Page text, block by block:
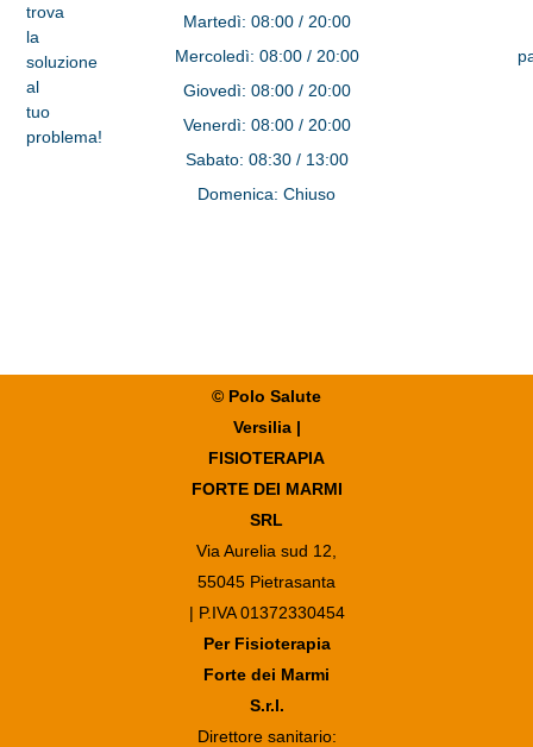
Martedì: 08:00 / 20:00
Mercoledì: 08:00 / 20:00
Giovedì: 08:00 / 20:00
Venerdì: 08:00 / 20:00
Sabato: 08:30 / 13:00
Domenica: Chiuso
trova
la
soluzione
al
tuo
problema!
© Polo Salute
Versilia |
FISIOTERAPIA
FORTE DEI MARMI
SRL
Via Aurelia sud 12,
55045 Pietrasanta
| P.IVA 01372330454
Per Fisioterapia
Forte dei Marmi
S.r.l.
Direttore sanitario: